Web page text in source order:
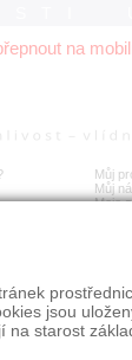
na
Můj
Můj
Moje
den
jsou
na starost